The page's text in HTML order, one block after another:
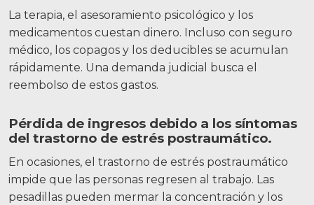
La terapia, el asesoramiento psicológico y los
medicamentos cuestan dinero. Incluso con seguro
médico, los copagos y los deducibles se acumulan
rápidamente. Una demanda judicial busca el
reembolso de estos gastos.
Pérdida de ingresos debido a los síntomas
del trastorno de estrés postraumático.
En ocasiones, el trastorno de estrés postraumático
impide que las personas regresen al trabajo. Las
pesadillas pueden mermar la concentración y los